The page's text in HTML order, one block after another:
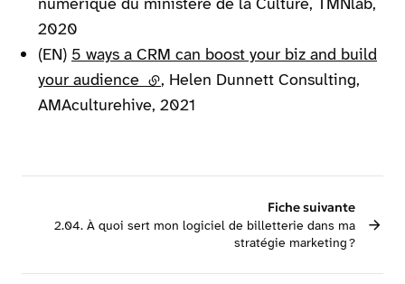
2020
(EN) 5 ways a CRM can boost your biz and build
your audience (lien externe)
, Helen Dunnett Consulting,
AMAculturehive, 2021
Fiche suivante
2.04. À quoi sert mon logiciel de billetterie dans ma
stratégie marketing ?